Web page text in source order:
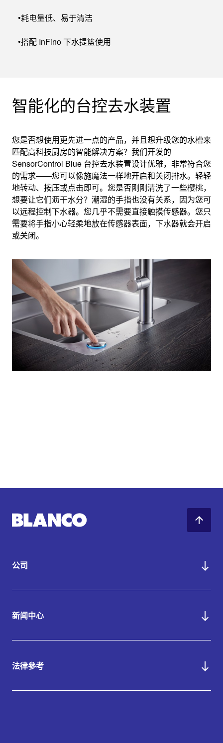
•耗电量低、易于清洁
•搭配 InFino 下水提篮使用
智能化的台控去水装置
您是否想使用更先进一点的产品，并且想升级您的水槽来
匹配高科技厨房的智能解决方案？我们开发的
SensorControl Blue 台控去水装置设计优雅，非常符合您
的需求——您可以像施魔法一样地开启和关闭排水。轻轻
地转动、按压或点击即可。您是否刚刚清洗了一些樱桃，
想要让它们沥干水分？潮湿的手指也没有关系，因为您可
以远程控制下水器。您几乎不需要直接触摸传感器。您只
需要将手指小心轻柔地放在传感器表面，下水器就会开启
或关闭。
公司
新闻中心
法律參考